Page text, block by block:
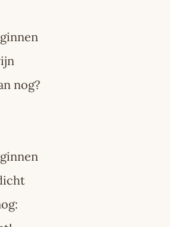
nog?